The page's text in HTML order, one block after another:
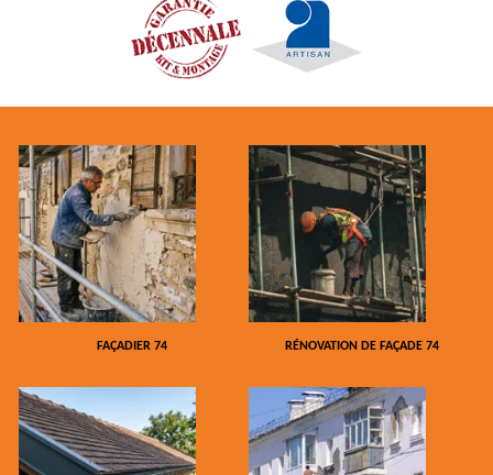
FAÇADIER 74 RÉNOVATION DE FAÇADE 74